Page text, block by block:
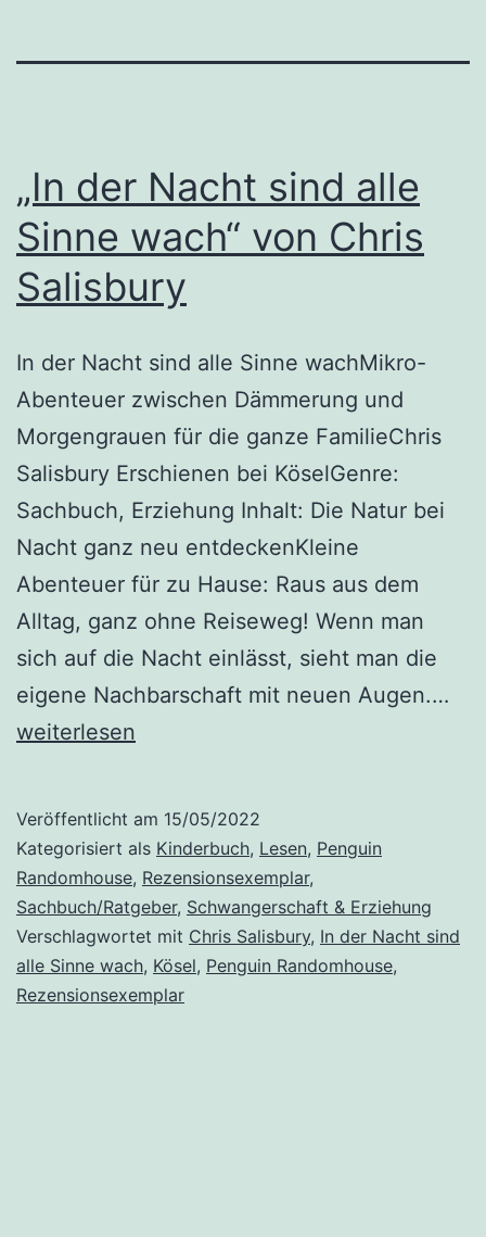
„In der Nacht sind alle
Sinne wach“ von Chris
Salisbury
In der Nacht sind alle Sinne wachMikro-
Abenteuer zwischen Dämmerung und
Morgengrauen für die ganze FamilieChris
Salisbury Erschienen bei KöselGenre:
Sachbuch, Erziehung Inhalt: Die Natur bei
Nacht ganz neu entdeckenKleine
Abenteuer für zu Hause: Raus aus dem
Alltag, ganz ohne Reiseweg! Wenn man
sich auf die Nacht einlässt, sieht man die
eigene Nachbarschaft mit neuen Augen.…
von
weiterlesen
Veröffentlicht am 15/05/2022
Kategorisiert als Kinderbuch, Lesen, Penguin
Randomhouse, Rezensionsexemplar,
Sachbuch/Ratgeber, Schwangerschaft & Erziehung
Verschlagwortet mit Chris Salisbury, In der Nacht sind
alle Sinne wach, Kösel, Penguin Randomhouse,
Rezensionsexemplar